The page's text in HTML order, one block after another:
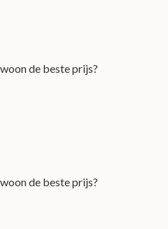
de beste prijs?
de beste prijs?